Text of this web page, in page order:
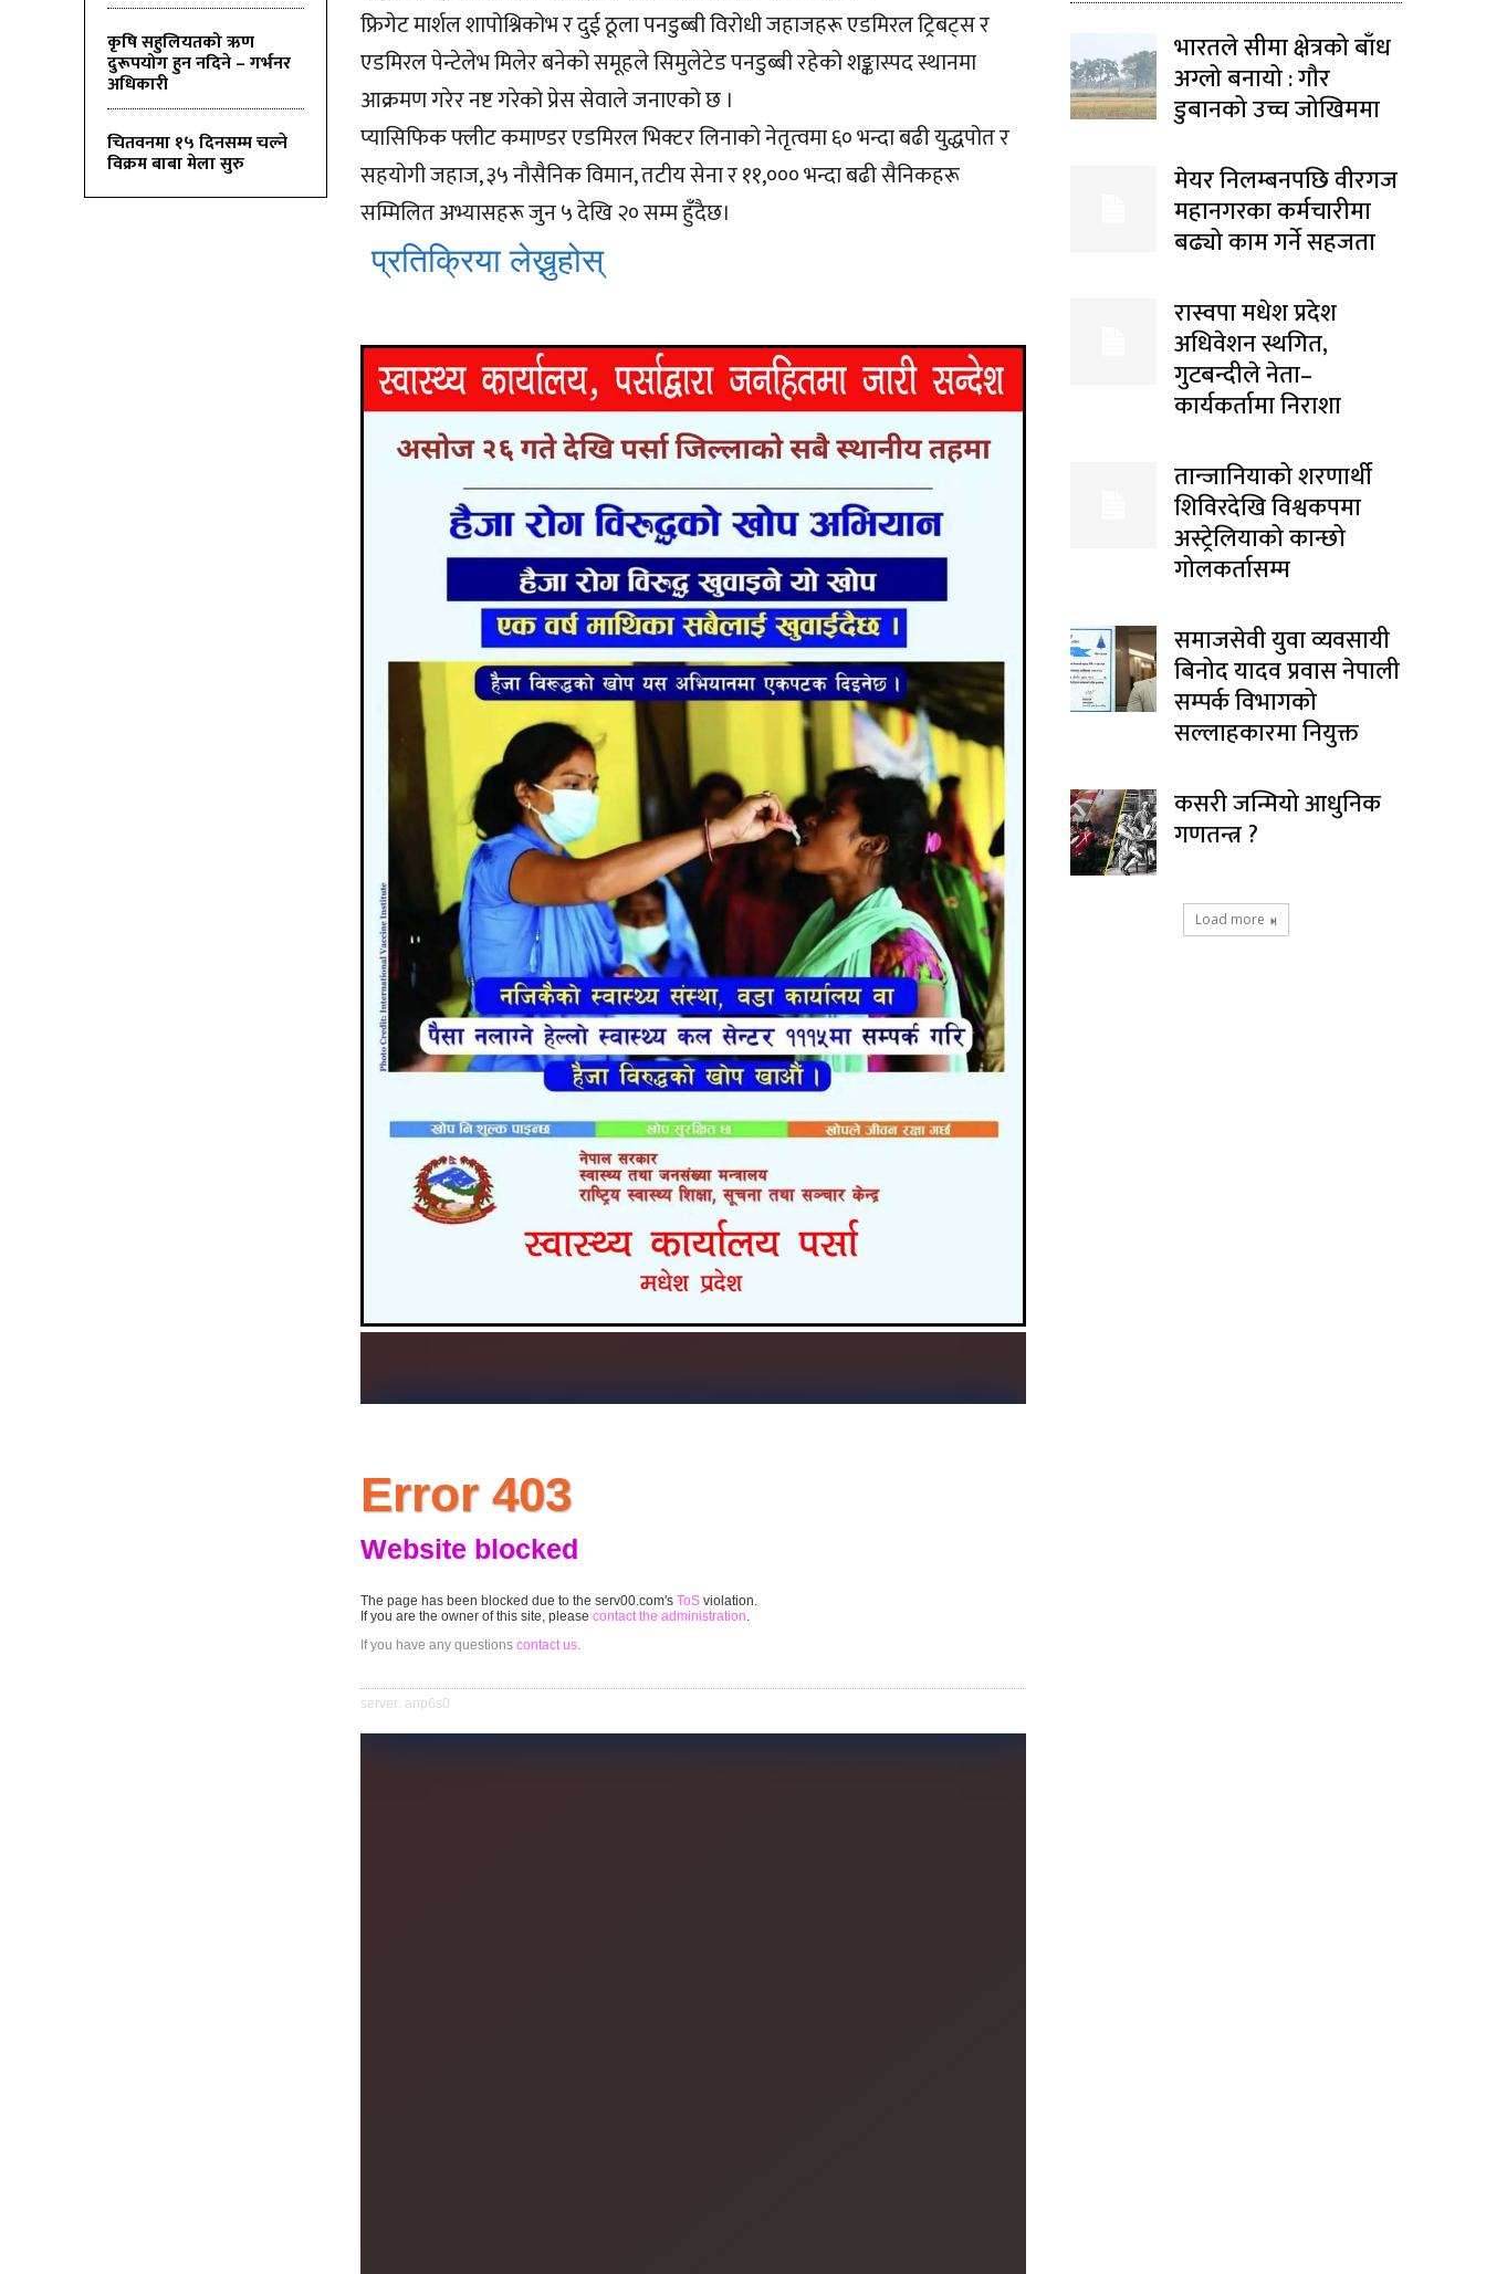
कृषि सहुलियतको ऋण
दुरूपयोग हुन नदिने – गर्भनर
अधिकारी
चितवनमा १५ दिनसम्म चल्ने
विक्रम बाबा मेला सुरु
फ्रिगेट मार्शल शापोश्निकोभ र दुई ठूला पनडुब्बी विरोधी जहाजहरू एडमिरल ट्रिबट्स र
एडमिरल पेन्टेलेभ मिलेर बनेको समूहले सिमुलेटेड पनडुब्बी रहेको शङ्कास्पद स्थानमा
आक्रमण गरेर नष्ट गरेको प्रेस सेवाले जनाएको छ ।
प्यासिफिक फ्लीट कमाण्डर एडमिरल भिक्टर लिनाको नेतृत्वमा ६० भन्दा बढी युद्धपोत र
सहयोगी जहाज, ३५ नौसैनिक विमान, तटीय सेना र ११,००० भन्दा बढी सैनिकहरू
सम्मिलित अभ्यासहरू जुन ५ देखि २० सम्म हुँदैछ।
प्रतिक्रिया लेख्नुहोस्
भारतले सीमा क्षेत्रको बाँध
अग्लो बनायो : गौर
डुबानको उच्च जोखिममा
मेयर निलम्बनपछि वीरगज
महानगरका कर्मचारीमा
बढ्यो काम गर्ने सहजता
रास्वपा मधेश प्रदेश
अधिवेशन स्थगित,
गुटबन्दीले नेता–
कार्यकर्तामा निराशा
तान्जानियाको शरणार्थी
शिविरदेखि विश्वकपमा
अस्ट्रेलियाको कान्छो
गोलकर्तासम्म
समाजसेवी युवा व्यवसायी
बिनोद यादव प्रवास नेपाली
सम्पर्क विभागको
सल्लाहकारमा नियुक्त
कसरी जन्मियो आधुनिक
गणतन्त्र ?
Load more